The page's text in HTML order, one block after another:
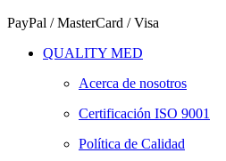
PayPal / MasterCard / Visa
QUALITY MED
Acerca de nosotros
Certificación ISO 9001
Política de Calidad